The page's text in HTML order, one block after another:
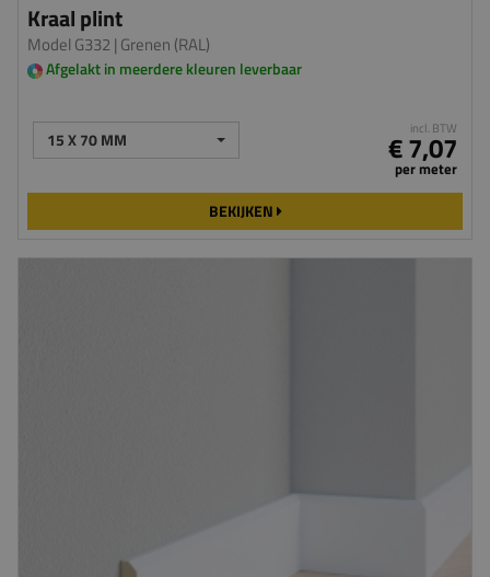
Kraal plint
Model G332| Grenen (RAL)
Afgelakt in meerdere kleuren leverbaar
15 X 70 MM incl. BTW
€ 7,07
per meter
BEKIJKEN